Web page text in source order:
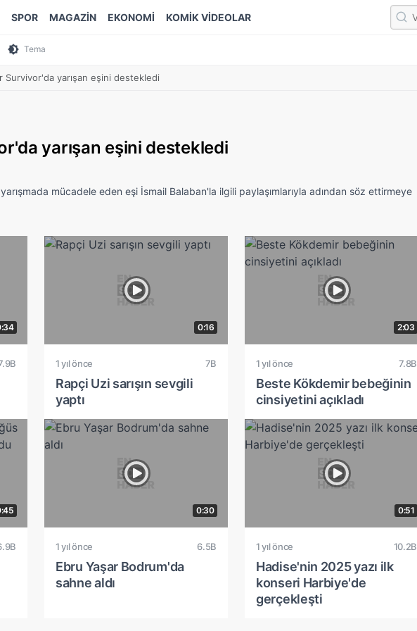
SPOR MAGAZİN EKONOMİ KOMİK VİDEOLAR
Tema
Survivor'da yarışan eşini destekledi
yarışan eşini destekledi
mücadele eden eşi İsmail Balaban'la ilgili paylaşımlarıyla adından söz ettirmeye
0:16
1 yıl önce 7B
Rapçi Uzi sarışın sevgili
yaptı
2:03
1 yıl önce 7.8B
Beste Kökdemir bebeğinin
cinsiyetini açıkladı
0:30
1 yıl önce 6.5B
Ebru Yaşar Bodrum'da
sahne aldı
0:51
1 yıl önce 10.2B
Hadise'nin 2025 yazı ilk
konseri Harbiye'de
gerçekleşti